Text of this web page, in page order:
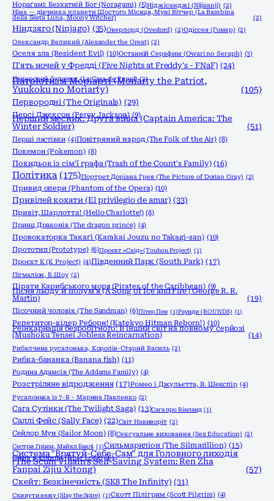
Нораґамі: Безхатній Бог (Noragami) (5)Ніджісанджі (Nijisanji) (2)
Ніна — дівчинка планети Шостого Місяця, Муні Вітчер (La Bambina
della Sesta Luna, Moony Witcher)
(2)
Ніндзяго (Ninjago) (35)Оверлорд (Overlord) (2)Одіссея (Гомер) (2)
Олександр Великий (Alexander the Great) (2)
Оселя зла (Resident Evil) (10)Останній Серафим (Owari no Seraph) (3)
П'ять ночей у Фредді (Five Nights at Freddy's - FNaF) (24)
Паперовий будинок (La Casa de Papel) (2)
Патріотизм Моріарті (Moriarty the Patriot,
Yuukoku no Moriarty)
(105)
Первородні (The Originals) (29)
Персі Джексон (Percy Jackson) (9)
Перший месник: Друга війна (Captain America: The
Winter Soldier)
(51)
Перші ластівки (4)Повітряний народ (The Folk of the Air) (8)
Покемон (Pokemon) (8)
Покидьок із сім'ї графа (Trash of the Count's Family) (16)
Політика (175)Портрет Доріана Грея (The Picture of Dorian Gray) (2)
Привид опери (Phantom of the Opera) (10)
Привілей кохати (El privilegio de amar) (33)
Привіт, Шарлотта! (Hello Charlotte!) (8)
Принц Драконів (The dragon prince) (4)
Провокаторка Такаґі (Karakai Jouzu no Takagi-san) (10)
Прототип (Prototype) (6)Проєкт «Схід» (Touhou Project) (1)
Проєкт К (K Project) (4)Південний Парк (South Park) (17)
Пігмаліон, Б.Шоу (2)
Пірати Карибського моря (Pirates of the Caribbean) (9)
Пісня льоду й полум'я (A Song of Ice and Fire | George R. R.
Martin)
(19)
Пісочний чоловік (The Sandman) (6)Пітер Пен (1)Раунди (ROUNDS) (1)
Репетитор-кілер Реборн! (Katekyo Hitman Reborn!) (10)
Реінкарнація безробітного: В інший світ на повному серйозі
(Mushoku Tensei Jobless Reincarnation) (14)
Рибалчина русалонька, Королів-Старий Василь (2)
Рибка-бананка (Banana fish) (11)
Родина Адамсів (The Addams Family) (4)
Розстріляне відродження (17)Ромео і Джульєтта, В. Шекспір (4)
Русалонька із 7-В - Марина Павленко (2)
Сага Сутінки (The Twilight Saga) (13)Сага про Вінланд (1)
Саллі Фейс (Sally Face) (22)Світ Навиворіт (2)
Сейлор Мун (Sailor Moon) (8)Сексуальне виховання (Sex Education) (2)
Сестри Грімм, Майкл Баклі (1)Сильмариліон (The Silmarillion) (15)
Синя в'язниця (Blue Lock) (6)
Система "Врятуй-Себе-Сам" для Головного лиходія
(The Scum Villain's Self-Saving System: Ren Zha
Fanpai Zijiu Xitong)
(57)
Скейт: Безкінечність (SK8 The Infinity) (31)
Скинути вежу (Slay the Spire) (1)Скотт Пілігрим (Scott Pilgrim) (4)